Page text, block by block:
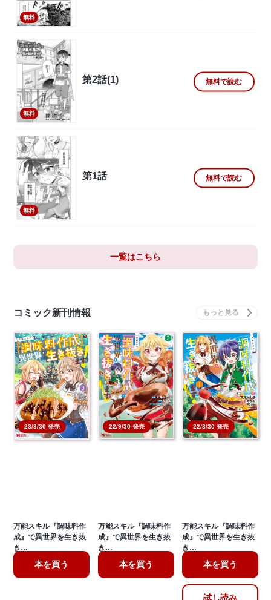
無料
無料
第2話(1) 無料で読む
無料
第1話 無料で読む
一覧はこちら
コミック新刊情報
23/3/30 発売
万能スキル『調味料作
成』で異世界を生き抜
き…
本を買う
22/9/30 発売
万能スキル『調味料作
成』で異世界を生き抜
き…
本を買う
22/3/30 発売
万能スキル『調味料作
成』で異世界を生き抜
き…
本を買う
試し読み